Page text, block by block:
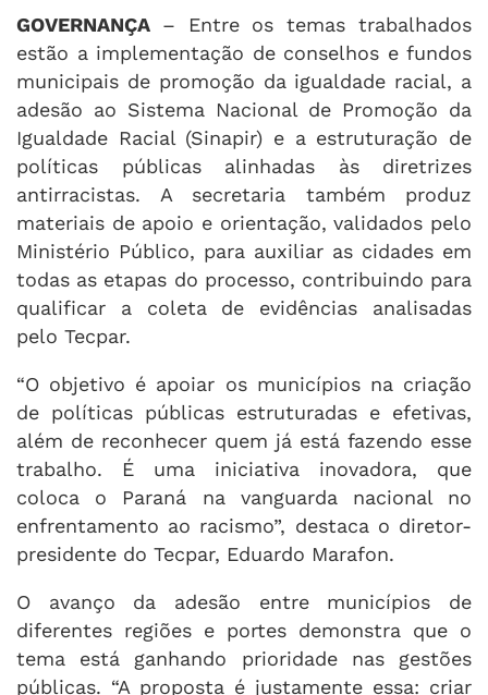
GOVERNANÇA – Entre os temas trabalhados
estão a implementação de conselhos e fundos
municipais de promoção da igualdade racial, a
adesão ao Sistema Nacional de Promoção da
Igualdade Racial (Sinapir) e a estruturação de
políticas públicas alinhadas às diretrizes
antirracistas. A secretaria também produz
materiais de apoio e orientação, validados pelo
Ministério Público, para auxiliar as cidades em
todas as etapas do processo, contribuindo para
qualificar a coleta de evidências analisadas
pelo Tecpar.
“O objetivo é apoiar os municípios na criação
de políticas públicas estruturadas e efetivas,
além de reconhecer quem já está fazendo esse
trabalho. É uma iniciativa inovadora, que
coloca o Paraná na vanguarda nacional no
enfrentamento ao racismo”, destaca o diretor-
presidente do Tecpar, Eduardo Marafon.
O avanço da adesão entre municípios de
diferentes regiões e portes demonstra que o
tema está ganhando prioridade nas gestões
públicas. “A proposta é justamente essa: criar